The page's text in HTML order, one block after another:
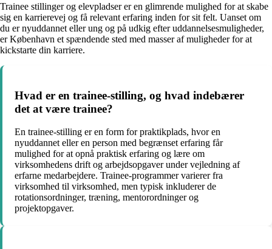
Trainee stillinger og elevpladser er en glimrende mulighed for at skabe
sig en karrierevej og få relevant erfaring inden for sit felt. Uanset om
du er nyuddannet eller ung og på udkig efter uddannelsesmuligheder,
er København et spændende sted med masser af muligheder for at
kickstarte din karriere.
Hvad er en trainee-stilling, og hvad indebærer
det at være trainee?
En trainee-stilling er en form for praktikplads, hvor en
nyuddannet eller en person med begrænset erfaring får
mulighed for at opnå praktisk erfaring og lære om
virksomhedens drift og arbejdsopgaver under vejledning af
erfarne medarbejdere. Trainee-programmer varierer fra
virksomhed til virksomhed, men typisk inkluderer de
rotationsordninger, træning, mentorordninger og
projektopgaver.